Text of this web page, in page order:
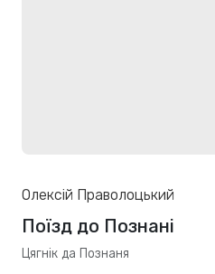
Олексій Праволоцький
Поїзд до Познані
Цягнік да Познаня